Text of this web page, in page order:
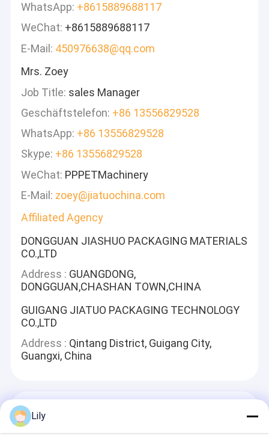
WhatsApp: +8615889688117
WeChat: +8615889688117
E-Mail: 450976638@qq.com
Mrs. Zoey
Job Title: sales Manager
Geschäftstelefon: +86 13556829528
WhatsApp: +86 13556829528
Skype: +86 13556829528
WeChat: PPPETMachinery
E-Mail: zoey@jiatuochina.com
Affiliated Agency
DONGGUAN JIASHUO PACKAGING MATERIALS
CO.,LTD
Address : GUANGDONG,
DONGGUAN,CHASHAN TOWN,CHINA
GUIGANG JIATUO PACKAGING TECHNOLOGY
CO.,LTD
Address : Qintang District, Guigang City,
Guangxi, China
Lily